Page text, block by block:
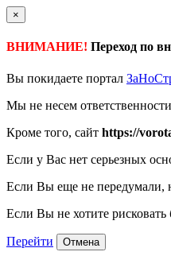
×
ВНИМАНИЕ! Переход по
Вы покидаете портал
Мы не несем
Кроме того, сайт https://
Если у Вас нет серьезных
Если Вы еще не передумали,
Если Вы не хотите
Перейти Отмена